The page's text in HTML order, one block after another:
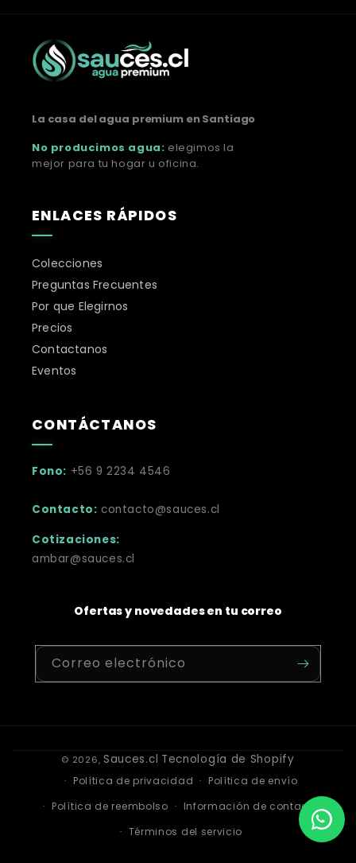
La casa del agua premium en Santiago
No producimos agua: elegimos la
mejor para tu hogar u oficina.
ENLACES RÁPIDOS
Colecciones
Preguntas Frecuentes
Por que Elegirnos
Precios
Contactanos
Eventos
CONTÁCTANOS
Fono: +56 9 2234 4546
Contacto: contacto@sauces.cl
Cotizaciones:
ambar@sauces.cl
Ofertas y novedades en tu correo
Correo electrónico
© 2026, Sauces.cl Tecnología de Shopify
Política de privacidad
Política de envío
Política de reembolso
Información de contacto
Términos del servicio